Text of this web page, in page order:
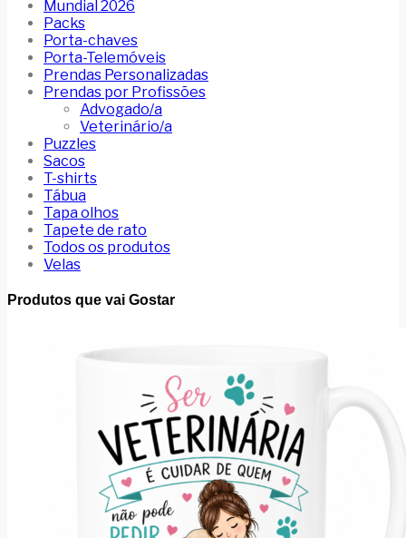
Mundial 2026
Packs
Porta-chaves
Porta-Telemóveis
Prendas Personalizadas
Prendas por Profissões
Advogado/a
Veterinário/a
Puzzles
Sacos
T-shirts
Tábua
Tapa olhos
Tapete de rato
Todos os produtos
Velas
Produtos que vai Gostar